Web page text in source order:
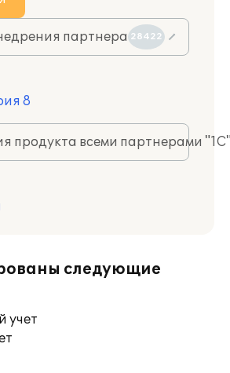
партнера 28422
8
продукта всеми партнерами
следующие
учет